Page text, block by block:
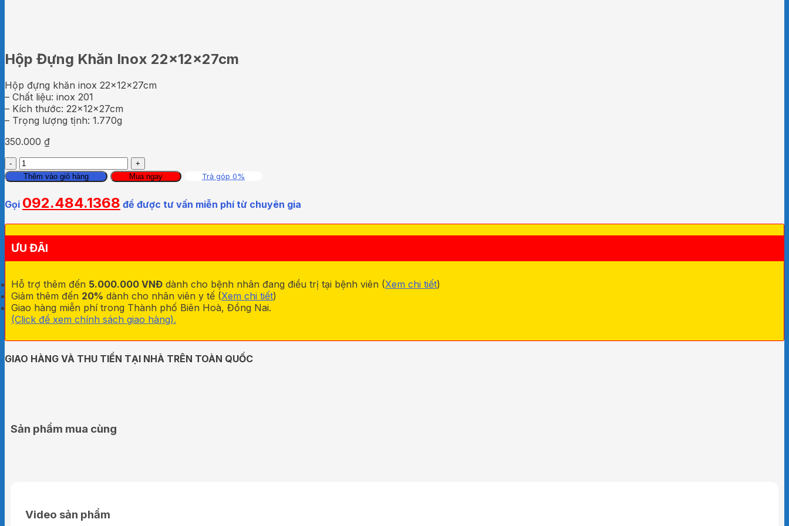
Hộp Đựng Khăn Inox 22x12x27cm
Hộp đựng khăn inox 22x12x27cm
– Chất liệu: inox 201
– Kích thước: 22x12x27cm
– Trọng lượng tịnh: 1.770g
350.000 ₫
Hộp
Đựng
Khăn
Inox
22x12x27cm
Thêm vào giỏ hàng Mua ngay Trả góp 0%
Gọi 092.484.1368 để được tư vấn miễn phí từ chuyên gia
ƯU ĐÃI
Hỗ trợ thêm đến 5.000.000 VNĐ dành cho bệnh nhân đang điều trị tại bệnh viên (Xem chi tiết)
Giảm thêm đến 20% dành cho nhân viên y tế (Xem chi tiết)
Giao hàng miễn phí trong Thành phố Biên Hoà, Đồng Nai.
(Click để xem chính sách giao hàng).
GIAO HÀNG VÀ THU TIỀN TẠI NHÀ TRÊN TOÀN QUỐC
Sản phẩm mua cùng
Video sản phẩm